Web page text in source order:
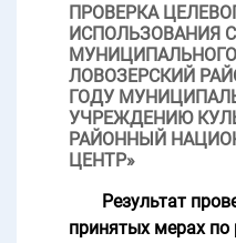
ПРОВЕРКА
ИСПОЛЬЗОВАНИЯ
ЛОВОЗЕРСКИЙ
ГОДУ
УЧРЕЖДЕНИЮ
РАЙОННЫЙ
ЦЕНТР»
Результат
принятых мерах по